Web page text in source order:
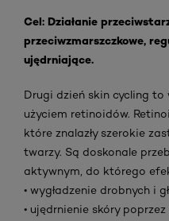
Cel: Działanie
przeciwzmarszczkowe,
ujędrniające.
Drugi dzień skin cycling
użyciem retinoidów.
które znalazły szerokie
twarzy. Są doskonale
aktywnym, do którego
• wygładzenie drobnych i
• ujędrnienie skóry